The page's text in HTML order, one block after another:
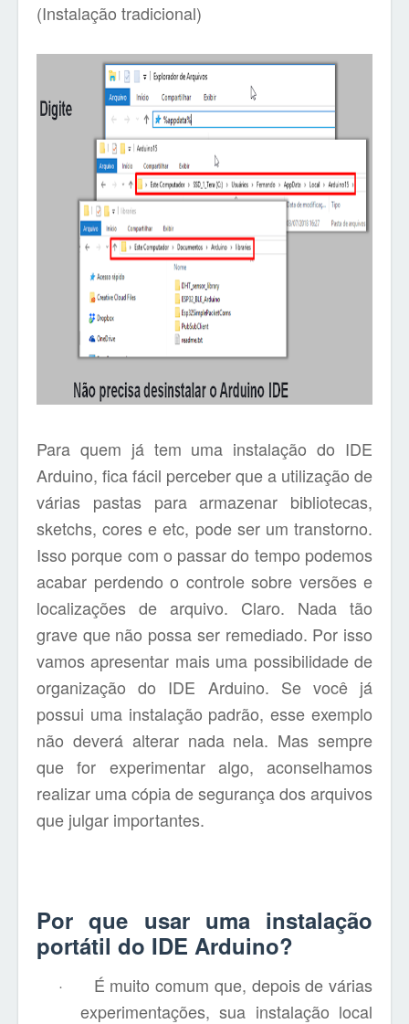
(Instalação tradicional)
Para quem já tem uma instalação do IDE
Arduino, fica fácil perceber que a utilização de
várias pastas para armazenar bibliotecas,
sketchs, cores e etc, pode ser um transtorno.
Isso porque com o passar do tempo podemos
acabar perdendo o controle sobre versões e
localizações de arquivo. Claro. Nada tão
grave que não possa ser remediado. Por isso
vamos apresentar mais uma possibilidade de
organização do IDE Arduino. Se você já
possui uma instalação padrão, esse exemplo
não deverá alterar nada nela. Mas sempre
que for experimentar algo, aconselhamos
realizar uma cópia de segurança dos arquivos
que julgar importantes.
Por que usar uma instalação
portátil do IDE Arduino?
·
É muito comum que, depois de várias
experimentações, sua instalação local